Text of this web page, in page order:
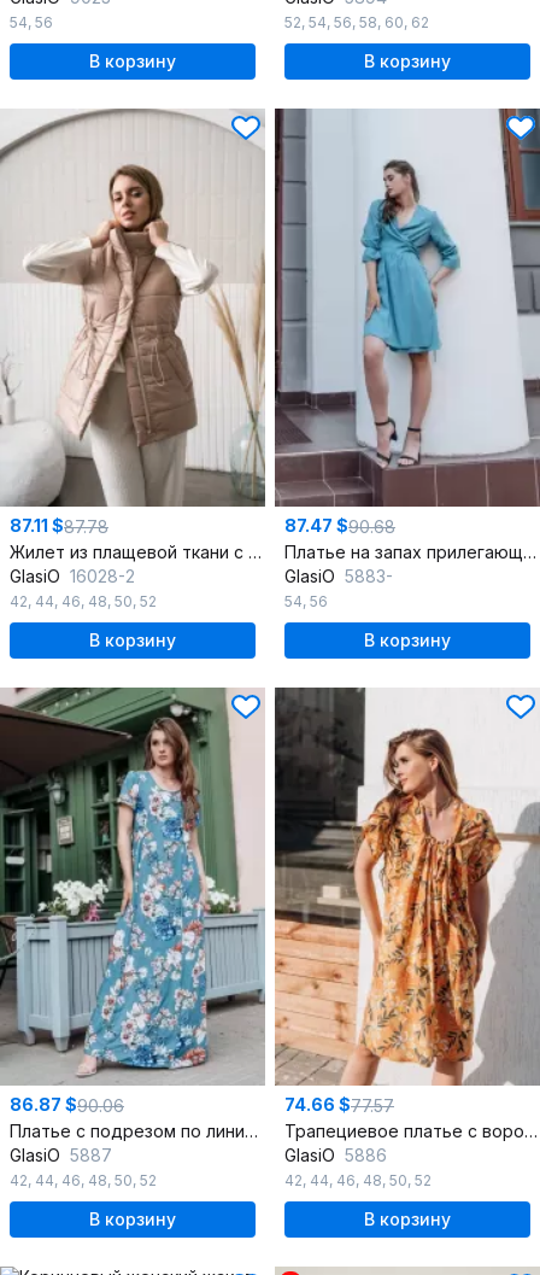
54, 56
В корзину
52, 54, 56, 58, 60, 62
В корзину
87.11 $87.78
Жилет из плащевой ткани с кулиской и прорезными карманами
GlasiO 16028-2
42, 44, 46, 48, 50, 52
В корзину
87.47 $90.68
Платье на запах прилегающего силуэта из легкой ткани
GlasiO 5883-
54, 56
В корзину
86.87 $90.06
Платье с подрезом по линии талии и вертикальными рельефами
GlasiO 5887
42, 44, 46, 48, 50, 52
В корзину
74.66 $77.57
Трапециевое платье с воротником-бант и талевыми вытачками
GlasiO 5886
42, 44, 46, 48, 50, 52
В корзину